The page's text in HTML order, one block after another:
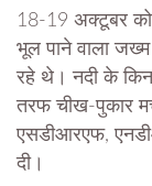
18-19 अक्टूबर
भूल पाने वाला
रहे थे। नदी के
तरफ चीख-पुकार
एसडीआरएफ,
दी।